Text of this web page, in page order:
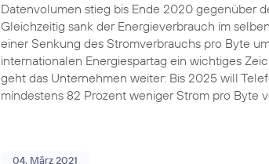
Datenvolumen stieg bis Ende 2020 gegenüber
Gleichzeitig sank der Energieverbrauch im
einer Senkung des Stromverbrauchs pro Byte
internationalen Energiespartag ein wichtiges
geht das Unternehmen weiter: Bis 2025 will
mindestens 82 Prozent weniger Strom pro Byte
04. März 2021